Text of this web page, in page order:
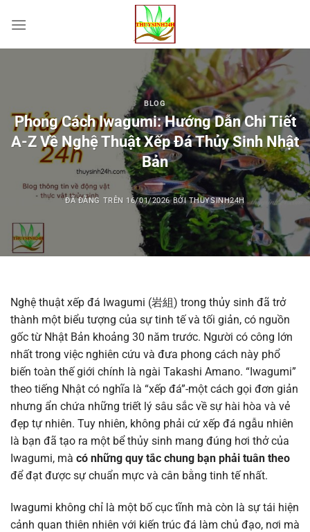
đến
BLOG
Phong Cách Iwagumi: Hướng Dẫn Chi Tiết
A-Z Về Nghệ Thuật Xếp Đá Thủy Sinh Nhật
Bản
ĐÃ ĐĂNG TRÊN 16/01/2026 BỞITHUYSINH24H
Nghệ thuật xếp đá Iwagumi (岩組) trong thủy sinh đã trở
thành một biểu tượng của sự tinh tế và tối giản, có nguồn
gốc từ Nhật Bản khoảng 30 năm trước. Người có công lớn
nhất trong việc nghiên cứu và đưa phong cách này phổ
biến toàn thế giới chính là ngài Takashi Amano. “Iwagumi”
theo tiếng Nhật có nghĩa là “xếp đá”-một cách gọi đơn giản
nhưng ẩn chứa những triết lý sâu sắc về sự hài hòa và vẻ
đẹp tự nhiên. Tuy nhiên, không phải cứ xếp đá ngẫu nhiên
là bạn đã tạo ra một bể thủy sinh mang đúng hơi thở của
Iwagumi, mà có những quy tắc chung bạn phải tuân theo
để đạt được sự chuẩn mực và cân bằng tinh tế nhất.
Iwagumi không chỉ là một bố cục tĩnh mà còn là sự tái hiện
cảnh quan thiên nhiên với kiến trúc đá làm chủ đạo, nơi mà